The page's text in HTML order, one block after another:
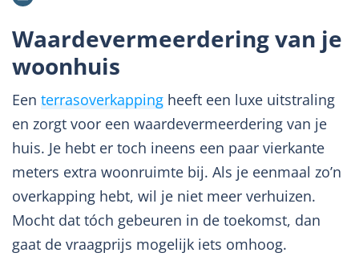
Waardevermeerdering van je
woonhuis
Een terrasoverkapping heeft een luxe uitstraling
en zorgt voor een waardevermeerdering van je
huis. Je hebt er toch ineens een paar vierkante
meters extra woonruimte bij. Als je eenmaal zo’n
overkapping hebt, wil je niet meer verhuizen.
Mocht dat tóch gebeuren in de toekomst, dan
gaat de vraagprijs mogelijk iets omhoog.